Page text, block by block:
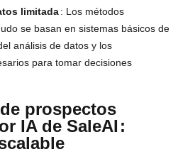
limitada: Los métodos
se basan en sistemas básicos de
análisis de datos y los
para tomar decisiones
prospectos
IA de SaleAI :